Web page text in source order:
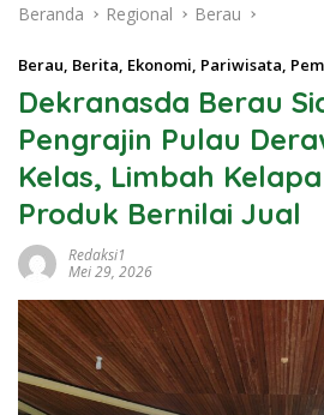
Beranda Regional Berau
Berau, Berita, Ekonomi, Pariwisata,
Dekranasda Berau
Pengrajin Pulau
Kelas, Limbah
Produk Bernilai Jual
Redaksi1
Mei 29, 2026